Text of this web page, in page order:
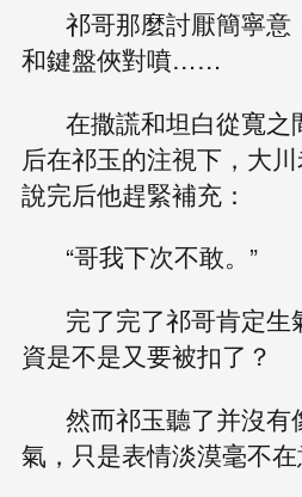
祁哥那麼討厭簡寧
和鍵盤俠對噴……
在撒謊和坦白從寬之
后在祁玉的注視下，大
說完后他趕緊補充：
“哥我下次不敢。”
完了完了祁哥肯定
資是不是又要被扣了？
然而祁玉聽了并沒有
氣，只是表情淡漠毫不在